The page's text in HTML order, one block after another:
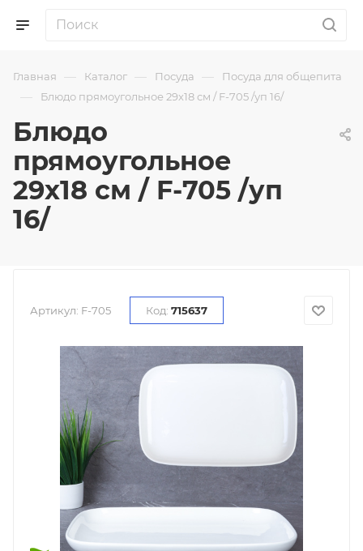
Главная — Каталог — Посуда — Посуда для общепита
— Блюдо прямоугольное 29х18 см / F-705 /уп 16/
Блюдо
прямоугольное
29х18 см / F-705 /уп
16/
Артикул: F-705 Код: 715637